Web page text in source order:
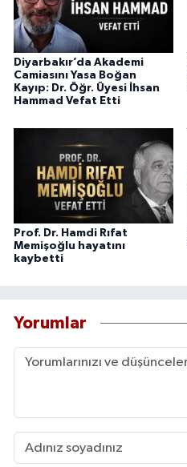
Diyarbakır’da Akademi
Camiasını Yasa Boğan
Kayıp: Dr. Öğr. Üyesi İhsan
Hammad Vefat Etti
Prof. Dr. Hamdi Rıfat
Memişoğlu hayatını
kaybetti
Yorumlar